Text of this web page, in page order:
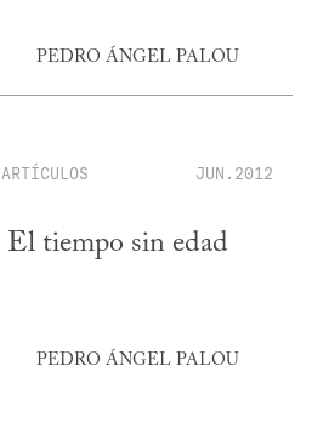
PEDRO ÁNGEL PALOU
ARTÍCULOS JUN.2012
El tiempo sin edad
PEDRO ÁNGEL PALOU